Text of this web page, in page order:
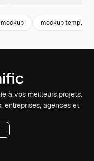
mockup template
à vos meilleurs projets.
entreprises, agences et